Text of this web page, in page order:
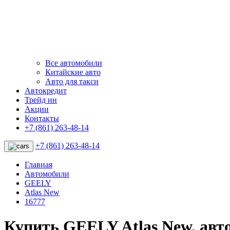
Все автомобили
Китайские авто
Авто для такси
Автокредит
Трейд ин
Акции
Контакты
+7 (861) 263-48-14
+7 (861) 263-48-14
Главная
Автомобили
GEELY
Atlas New
16777